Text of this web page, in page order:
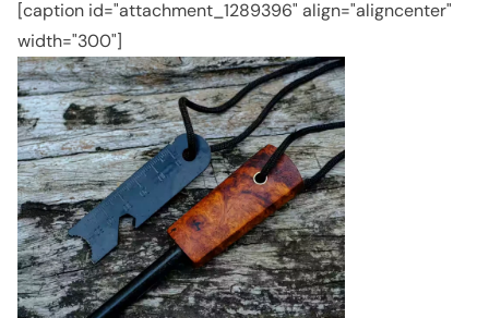
[caption id="attachment_1289396" align="aligncenter"
width="300"]